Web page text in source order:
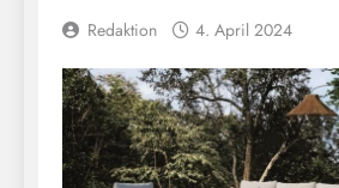
Redaktion 4. April 2024